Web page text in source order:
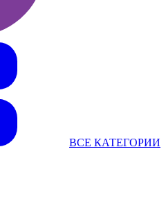
ВСЕ КАТЕГОРИИ